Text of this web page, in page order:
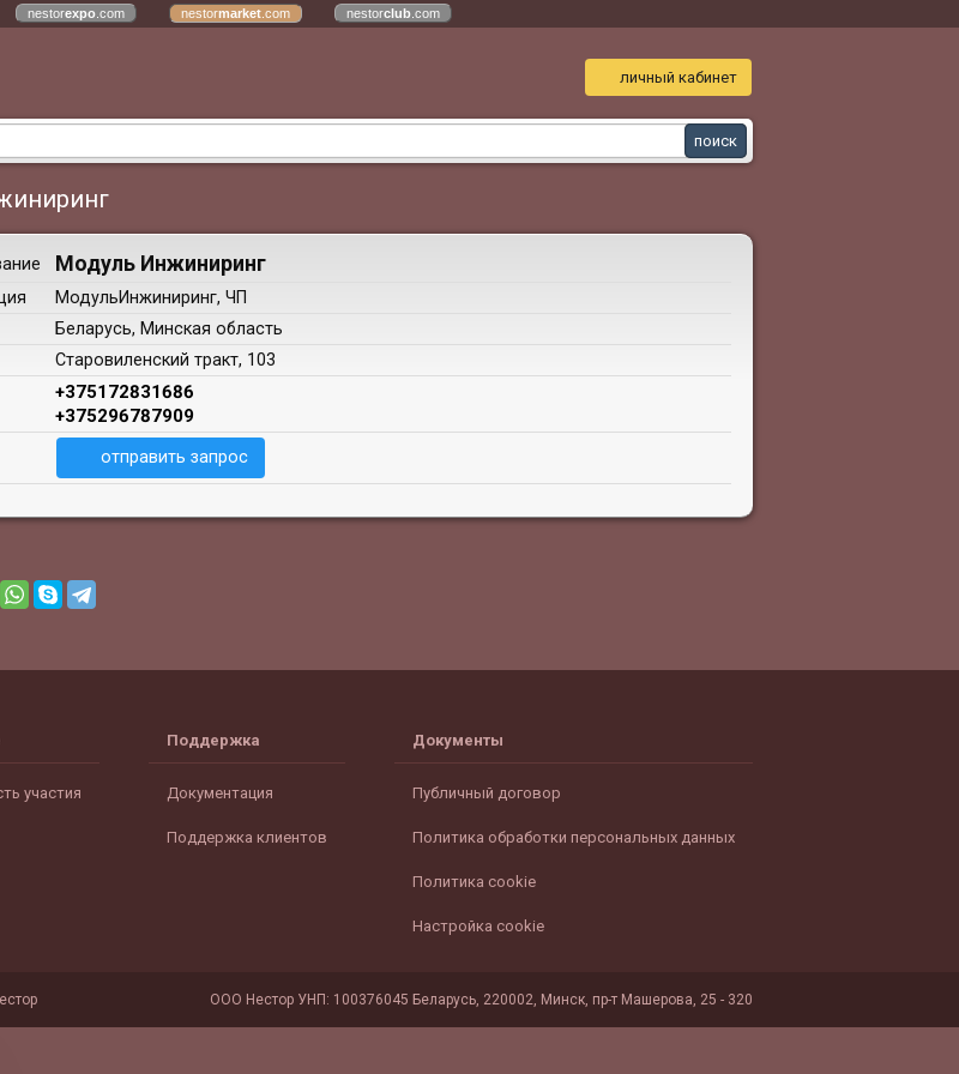
nestorexpo .com nestormarket .com nestorclub .com
личный кабинет
Модуль Инжиниринг
МодульИнжиниринг, ЧП
Беларусь, Минская область
Старовиленский тракт, 103
+375172831686
+375296787909
отправить запрос
участия
Поддержка
Документация
Поддержка клиентов
Документы
Публичный договор
Политика обработки персональных данных
Политика cookie
Настройка cookie
ООО Нестор УНП: 100376045 Беларусь, 220002, Минск, пр-т Машерова, 25 - 320